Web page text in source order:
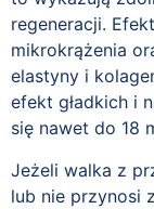
regeneracji.
mikrokrążenia
elastyny i
efekt gładkich i
się nawet do 18
Jeżeli walka z
lub nie przynosi